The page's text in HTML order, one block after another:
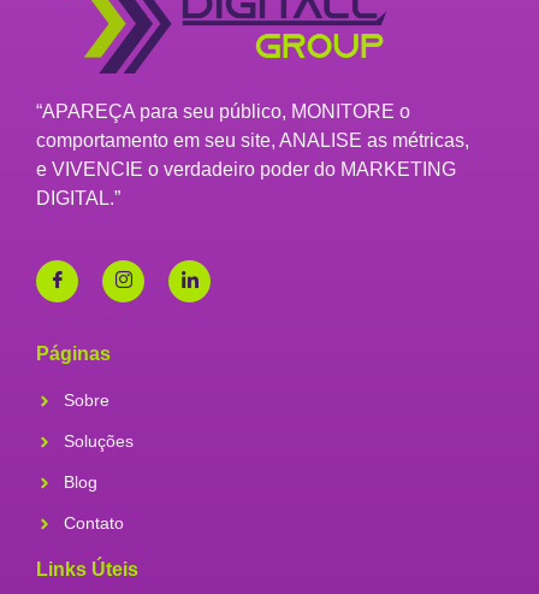
“APAREÇA para seu público, MONITORE o
comportamento em seu site, ANALISE as métricas,
e VIVENCIE o verdadeiro poder do MARKETING
DIGITAL.”
Páginas
Sobre
Soluções
Blog
Contato
Links Úteis